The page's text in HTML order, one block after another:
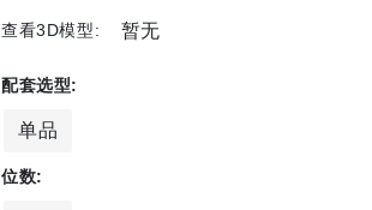
查看3D模型: 暂无
配套选型:
单品
位数: